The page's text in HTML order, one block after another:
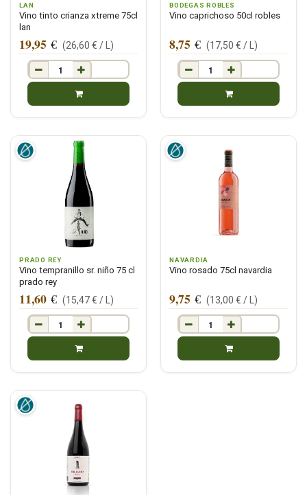
LAN
Vino tinto crianza xtreme 75cl
lan
19,95 € (26,60 € / )
BODEGAS ROBLES
Vino caprichoso 50cl robles
8,75 € (17,50 € / )
PRADO REY
Vino tempranillo sr. niño 75 cl
prado rey
11,60 € (15,47€ / )
NAVARDIA
Vino rosado 75cl navardia
9,75 € (13,00 € / )